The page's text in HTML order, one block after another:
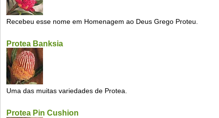
Recebeu esse nome em Homenagem ao Deus Grego Proteu.
Protea Banksia
Uma das muitas variedades de Protea.
Protea Pin Cushion